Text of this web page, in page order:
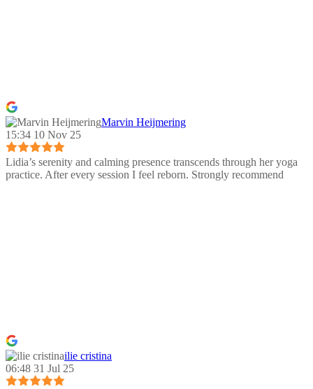
Marvin Heijmering
15:34 10 Nov 25
Lidia’s serenity and calming presence transcends through her yoga
practice. After every session I feel reborn. Strongly recommend
ilie cristina
06:48 31 Jul 25